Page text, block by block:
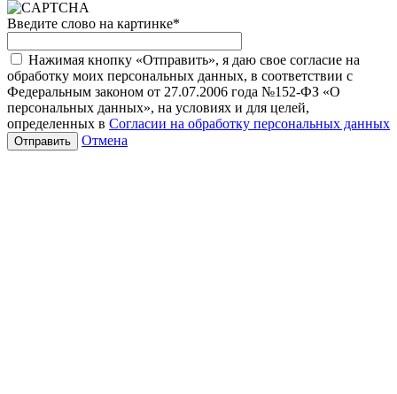
Введите слово на картинке*
Нажимая кнопку «Отправить», я даю свое согласие на
обработку моих персональных данных, в соответствии с
Федеральным законом от 27.07.2006 года №152-ФЗ «О
персональных данных», на условиях и для целей,
определенных в Согласии на обработку персональных данных
Отмена